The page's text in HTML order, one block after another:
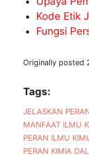
Kode Etik
Fungsi
Originally posted
Tags:
JELASKAN
MANFAAT ILMU
PERAN ILMU
PERAN KIMIA